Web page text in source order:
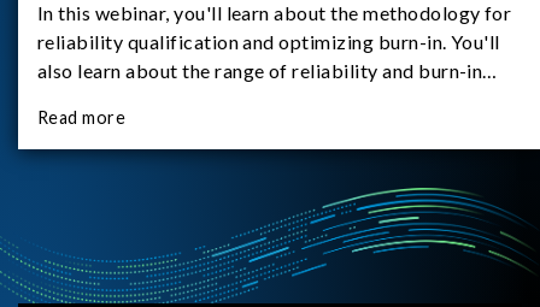
In this webinar, you'll learn about the methodology for
reliability qualification and optimizing burn-in. You'll
also learn about the range of reliability and burn-in
test-as-a-service options.
Read more